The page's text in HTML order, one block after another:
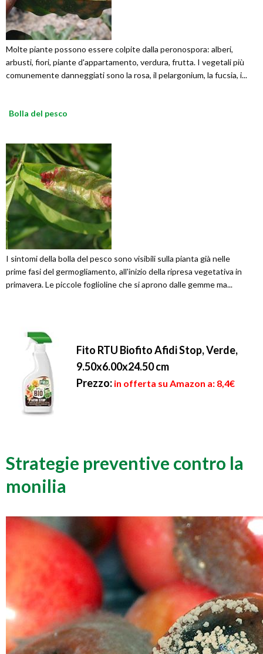
Molte piante possono essere colpite dalla peronospora: alberi,
arbusti, fiori, piante d'appartamento, verdura, frutta. I vegetali più
comunemente danneggiati sono la rosa, il pelargonium, la fucsia, i...
Bolla del pesco
I sintomi della bolla del pesco sono visibili sulla pianta già nelle
prime fasi del germogliamento, all'inizio della ripresa vegetativa in
primavera. Le piccole foglioline che si aprono dalle gemme ma...
Fito RTU Biofito Afidi Stop, Verde,
9.50x6.00x24.50 cm
Prezzo: in offerta su Amazon a: 8,4€
Strategie preventive contro la
monilia